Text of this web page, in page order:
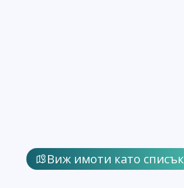
Виж имоти като списък